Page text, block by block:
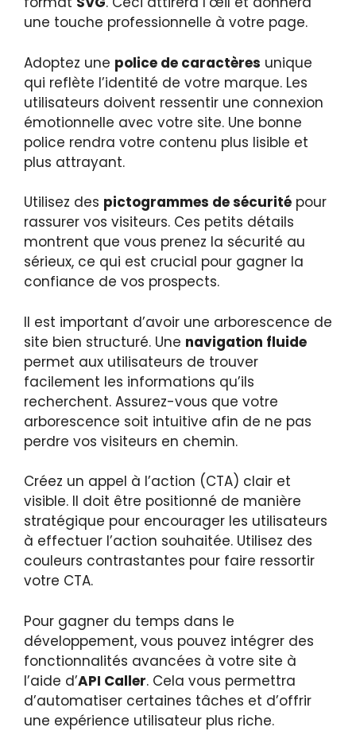
une touche professionnelle à votre page.
Adoptez une police de caractères unique
qui reflète l’identité de votre marque. Les
utilisateurs doivent ressentir une connexion
émotionnelle avec votre site. Une bonne
police rendra votre contenu plus lisible et
plus attrayant.
Utilisez des pictogrammes de sécurité pour
rassurer vos visiteurs. Ces petits détails
montrent que vous prenez la sécurité au
sérieux, ce qui est crucial pour gagner la
confiance de vos prospects.
Il est important d’avoir une arborescence de
site bien structuré. Une navigation fluide
permet aux utilisateurs de trouver
facilement les informations qu’ils
recherchent. Assurez-vous que votre
arborescence soit intuitive afin de ne pas
perdre vos visiteurs en chemin.
Créez un appel à l’action (CTA) clair et
visible. Il doit être positionné de manière
stratégique pour encourager les utilisateurs
à effectuer l’action souhaitée. Utilisez des
couleurs contrastantes pour faire ressortir
votre CTA.
Pour gagner du temps dans le
développement, vous pouvez intégrer des
fonctionnalités avancées à votre site à
l’aide d’API Caller. Cela vous permettra
d’automatiser certaines tâches et d’offrir
une expérience utilisateur plus riche.